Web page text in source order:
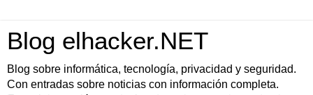
Blog elhacker.NET
Blog sobre informática, tecnología, privacidad y seguridad.
Con entradas sobre noticias con información completa.